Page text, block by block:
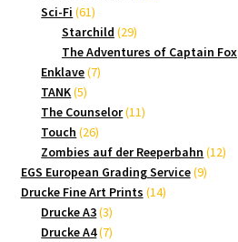
Sci-Fi 6161
Produkte
Starchild 2929
Produkte
The Adventures of Captain Fox
Enklave 77
TANK 55
Produkte
The Counselor 1111
Touch 2626
Produkte
Zombies auf der Reeperbahn 1212
EGS European Grading Service 99
Drucke Fine Art Prints 1414
Drucke A3 33
Produkte
Drucke A4 77